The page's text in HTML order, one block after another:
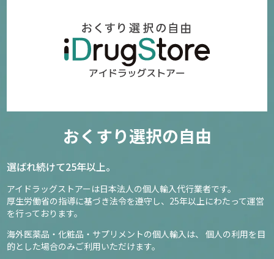
おくすり選択の自由
選ばれ続けて25年以上。
アイドラッグストアーは日本法人の個人輸入代行業者です。
厚生労働省の指導に基づき法令を遵守し、 25年以上にわたって運営
を行っております。
海外医薬品・化粧品・サプリメントの個人輸入は、
個人の利用を目
的とした場合のみご利用いただけます。